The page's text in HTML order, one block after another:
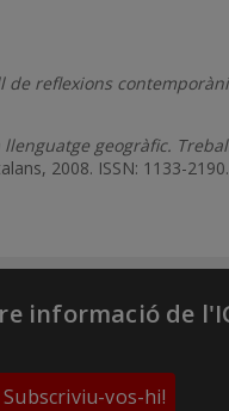
de reflexions
llenguatge geogràfic.
2008. ISSN: 1133-2190.
informació de
Subscriviu-vos-hi!